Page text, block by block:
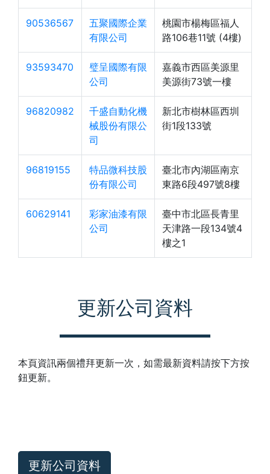
90536567
五聚國際企業
有限公司
桃園市楊梅區福人
路106巷11號 (4樓)
93593470
璧呈國際有限
公司
嘉義市西區美源里
美源街73號一樓
96820982
千盛自動化機
械股份有限公
司
新北市樹林區西圳
街1段133號
96819155
特品微科技股
份有限公司
臺北市內湖區南京
東路6段497號8樓
60629141
彩家油漆有限
公司
臺中市北區長青里
天津路一段134號4
樓之1
更新公司資料
本頁資訊兩個禮拜更新一次，如需最新資料請按下方按
鈕更新。